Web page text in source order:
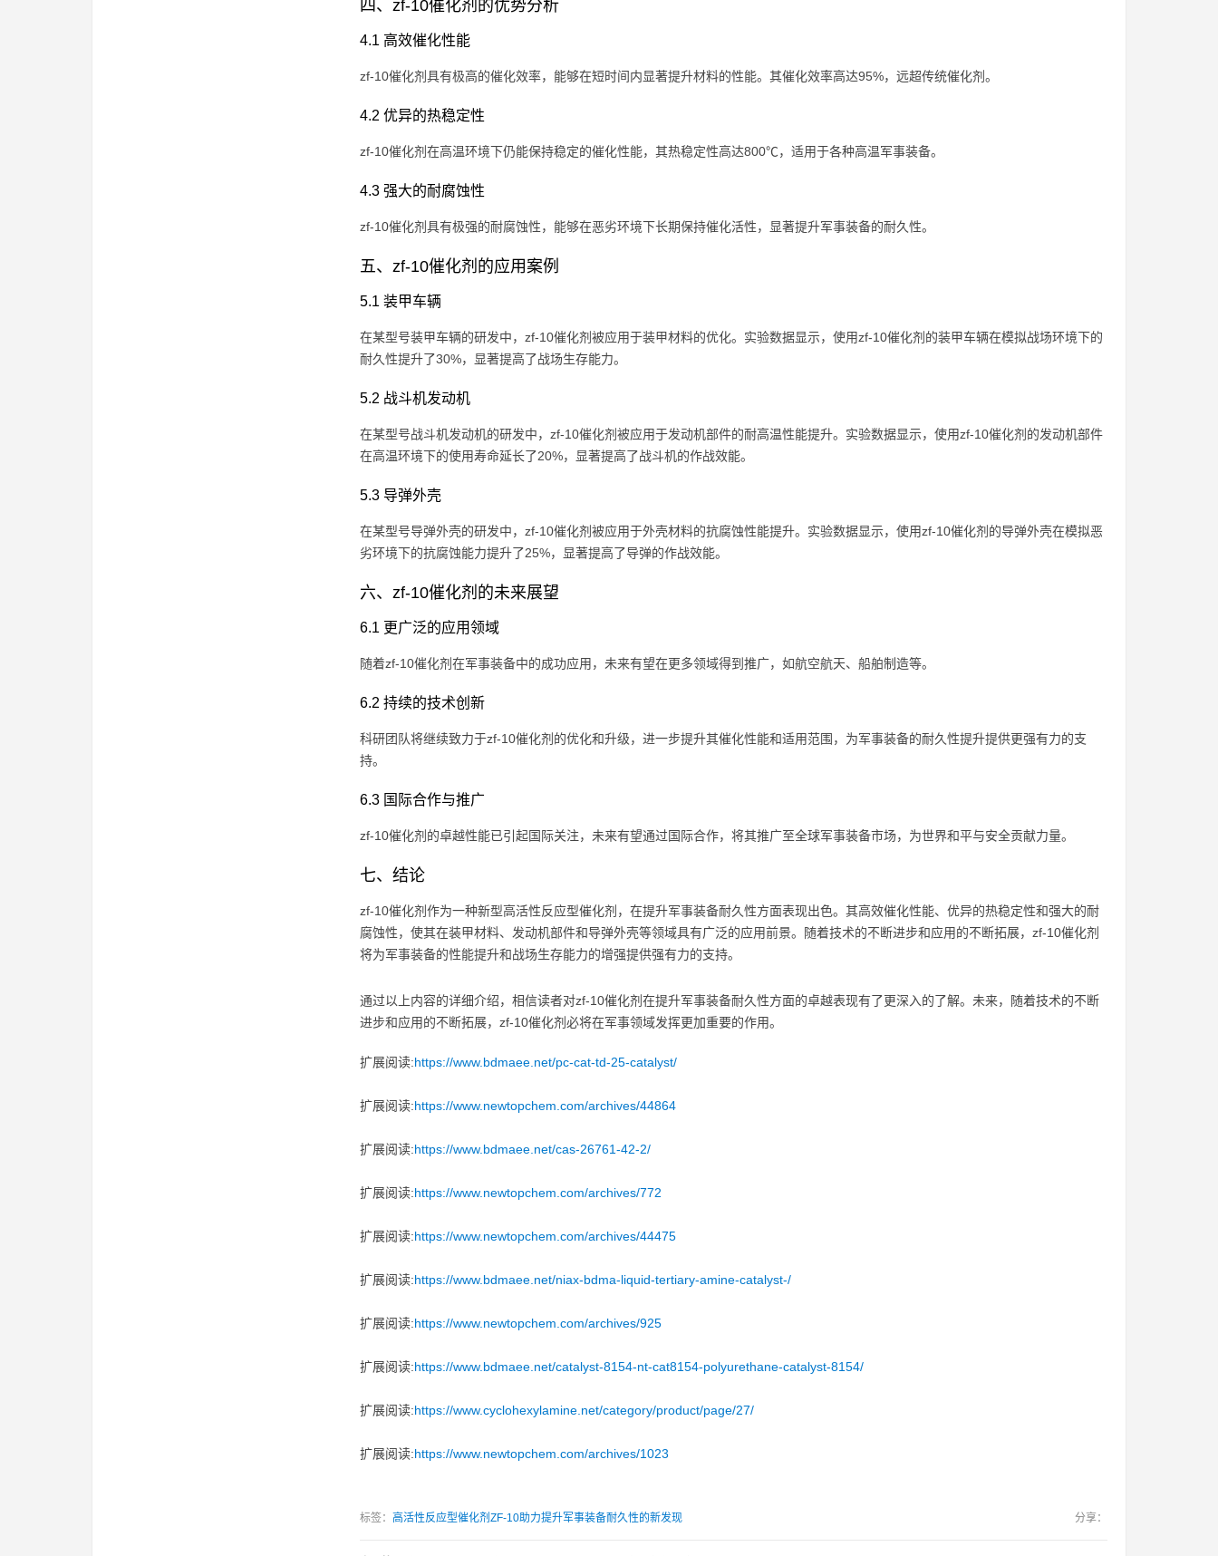
四、zf-10催化剂的优势分析
4.1 高效催化性能
zf-10催化剂具有极高的催化效率，能够在短时间内显著提升材料的性能。其催化效率高达95%，远超传统催化剂。
4.2 优异的热稳定性
zf-10催化剂在高温环境下仍能保持稳定的催化性能，其热稳定性高达800℃，适用于各种高温军事装备。
4.3 强大的耐腐蚀性
zf-10催化剂具有极强的耐腐蚀性，能够在恶劣环境下长期保持催化活性，显著提升军事装备的耐久性。
五、zf-10催化剂的应用案例
5.1 装甲车辆
在某型号装甲车辆的研发中，zf-10催化剂被应用于装甲材料的优化。实验数据显示，使用zf-10催化剂的装甲车辆在模拟战场环境下的
耐久性提升了30%，显著提高了战场生存能力。
5.2 战斗机发动机
在某型号战斗机发动机的研发中，zf-10催化剂被应用于发动机部件的耐高温性能提升。实验数据显示，使用zf-10催化剂的发动机部件
在高温环境下的使用寿命延长了20%，显著提高了战斗机的作战效能。
5.3 导弹外壳
在某型号导弹外壳的研发中，zf-10催化剂被应用于外壳材料的抗腐蚀性能提升。实验数据显示，使用zf-10催化剂的导弹外壳在模拟恶
劣环境下的抗腐蚀能力提升了25%，显著提高了导弹的作战效能。
六、zf-10催化剂的未来展望
6.1 更广泛的应用领域
随着zf-10催化剂在军事装备中的成功应用，未来有望在更多领域得到推广，如航空航天、船舶制造等。
6.2 持续的技术创新
科研团队将继续致力于zf-10催化剂的优化和升级，进一步提升其催化性能和适用范围，为军事装备的耐久性提升提供更强有力的支
持。
6.3 国际合作与推广
zf-10催化剂的卓越性能已引起国际关注，未来有望通过国际合作，将其推广至全球军事装备市场，为世界和平与安全贡献力量。
七、结论
zf-10催化剂作为一种新型高活性反应型催化剂，在提升军事装备耐久性方面表现出色。其高效催化性能、优异的热稳定性和强大的耐
腐蚀性，使其在装甲材料、发动机部件和导弹外壳等领域具有广泛的应用前景。随着技术的不断进步和应用的不断拓展，zf-10催化剂
将为军事装备的性能提升和战场生存能力的增强提供强有力的支持。
通过以上内容的详细介绍，相信读者对zf-10催化剂在提升军事装备耐久性方面的卓越表现有了更深入的了解。未来，随着技术的不断
进步和应用的不断拓展，zf-10催化剂必将在军事领域发挥更加重要的作用。
扩展阅读:https://www.bdmaee.net/pc-cat-td-25-catalyst/
扩展阅读:https://www.newtopchem.com/archives/44864
扩展阅读:https://www.bdmaee.net/cas-26761-42-2/
扩展阅读:https://www.newtopchem.com/archives/772
扩展阅读:https://www.newtopchem.com/archives/44475
扩展阅读:https://www.bdmaee.net/niax-bdma-liquid-tertiary-amine-catalyst-/
扩展阅读:https://www.newtopchem.com/archives/925
扩展阅读:https://www.bdmaee.net/catalyst-8154-nt-cat8154-polyurethane-catalyst-8154/
扩展阅读:https://www.cyclohexylamine.net/category/product/page/27/
扩展阅读:https://www.newtopchem.com/archives/1023
标签： 高活性反应型催化剂ZF-10助力提升军事装备耐久性的新发现 分享：